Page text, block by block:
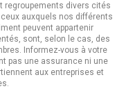
regroupements divers cités
auxquels nos différents
peuvent appartenir
sont, selon le cas, des
Informez-vous à votre
pas une assurance ni une
aux entreprises et